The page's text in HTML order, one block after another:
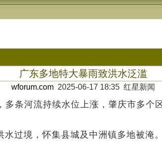
广东多地特大暴雨致洪水泛滥
wforum.com 2025-06-17 18:35 红星新闻
河流持续水位上涨，肇庆市多个
过境，怀集县城及中洲镇多地被淹。